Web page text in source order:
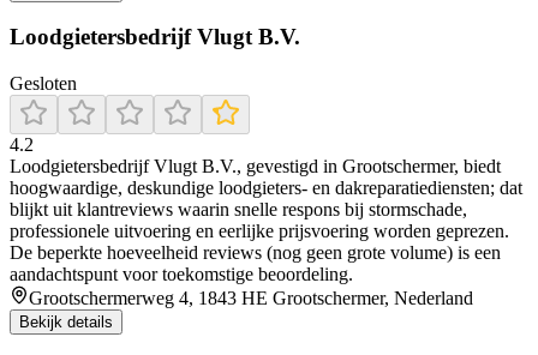
Loodgietersbedrijf Vlugt B.V.
Gesloten
4.2
Loodgietersbedrijf Vlugt B.V., gevestigd in Grootschermer, biedt
hoogwaardige, deskundige loodgieters- en dakreparatiediensten; dat
blijkt uit klantreviews waarin snelle respons bij stormschade,
professionele uitvoering en eerlijke prijsvoering worden geprezen.
De beperkte hoeveelheid reviews (nog geen grote volume) is een
aandachtspunt voor toekomstige beoordeling.
Grootschermerweg 4, 1843 HE Grootschermer, Nederland
Bekijk details